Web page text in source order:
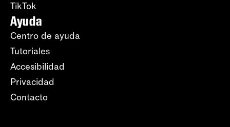
TikTok
Ayuda
Centro de ayuda
Tutoriales
Accesibilidad
Privacidad
Contacto